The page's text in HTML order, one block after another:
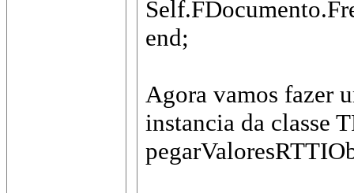
end;
Agora vamos fazer
instancia da classe